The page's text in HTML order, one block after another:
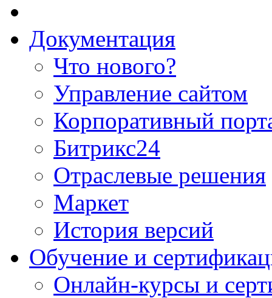
Документация
Что нового?
Управление сайтом
Корпоративный
Битрикс24
Отраслевые решения
Маркет
История версий
Обучение и
Онлайн-курсы и